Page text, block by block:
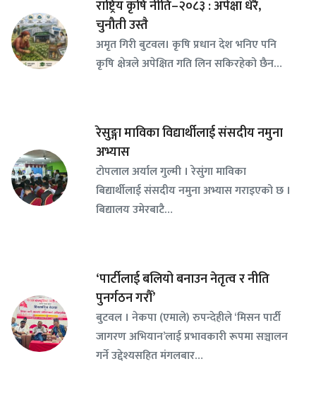
राष्ट्रिय कृषि नीति–२०८३ : अपेक्षा धेरै,
चुनौती उस्तै
अमृत गिरी बुटवल। कृषि प्रधान देश भनिए पनि
कृषि क्षेत्रले अपेक्षित गति लिन सकिरहेको छैन…
रेसुङ्गा माविका विद्यार्थीलाई संसदीय नमुना
अभ्यास
टोपलाल अर्याल गुल्मी । रेसुंगा माविका
बिद्यार्थीलाई संसदीय नमुना अभ्यास गराइएको छ ।
बिद्यालय उमेरबाटै…
‘पार्टीलाई बलियो बनाउन नेतृत्व र नीति
पुनर्गठन गरौँ’
बुटवल । नेकपा (एमाले) रुपन्देहीले ‘मिसन पार्टी
जागरण अभियान’लाई प्रभावकारी रूपमा सञ्चालन
गर्ने उद्देश्यसहित मंगलबार…